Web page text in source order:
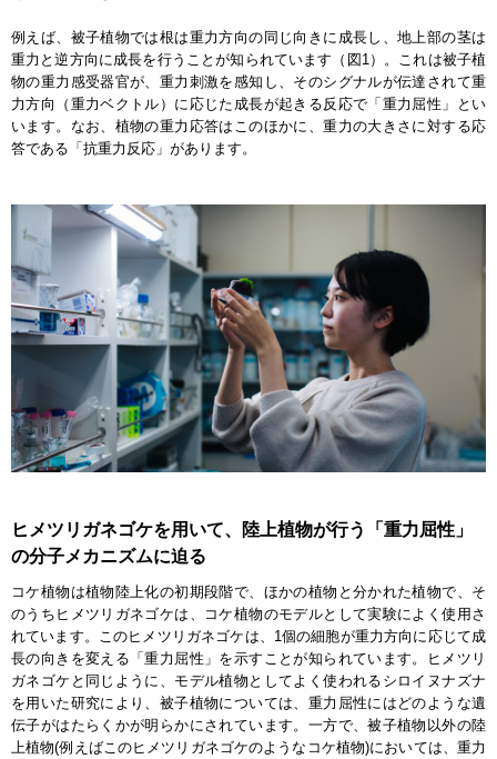
例えば、被子植物では根は重力方向の同じ向きに成長し、地上部の茎は
重力と逆方向に成長を行うことが知られています（図1）。これは被子植
物の重力感受器官が、重力刺激を感知し、そのシグナルが伝達されて重
力方向（重力ベクトル）に応じた成長が起きる反応で「重力屈性」とい
います。なお、植物の重力応答はこのほかに、重力の大きさに対する応
答である「抗重力反応」があります。
ヒメツリガネゴケを用いて、陸上植物が行う「重力屈性」
の分子メカニズムに迫る
コケ植物は植物陸上化の初期段階で、ほかの植物と分かれた植物で、そ
のうちヒメツリガネゴケは、コケ植物のモデルとして実験によく使用さ
れています。このヒメツリガネゴケは、1個の細胞が重力方向に応じて成
長の向きを変える「重力屈性」を示すことが知られています。ヒメツリ
ガネゴケと同じように、モデル植物としてよく使われるシロイヌナズナ
を用いた研究により、被子植物については、重力屈性にはどのような遺
伝子がはたらくかが明らかにされています。一方で、被子植物以外の陸
上植物(例えばこのヒメツリガネゴケのようなコケ植物)においては、重力